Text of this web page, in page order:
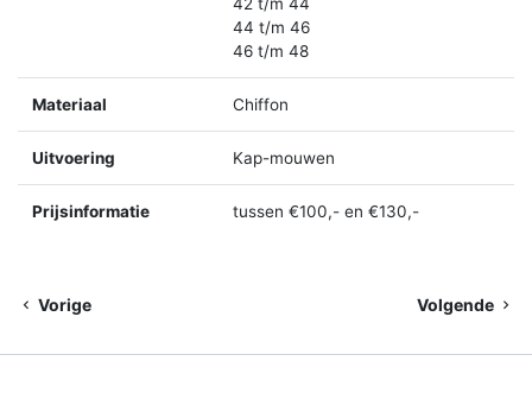
44 t/m 46
46 t/m 48
Materiaal Chiffon
Uitvoering Kap-mouwen
Prijsinformatie tussen €100,- en €130,-
Vorige Volgende